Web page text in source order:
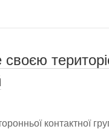
своєю
контактної